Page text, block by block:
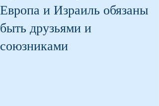
Европа и Израиль обязаны
быть друзьями и
союзниками